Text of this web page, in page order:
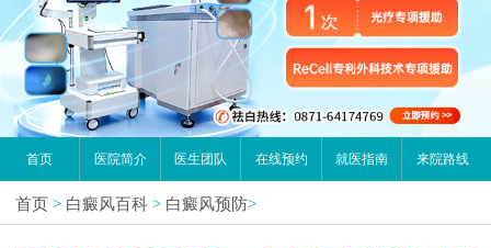
首页 医院简介 医生团队 在线预约 就医指南 来院路线
首页 > 白癜风百科 > 白癜风预防>